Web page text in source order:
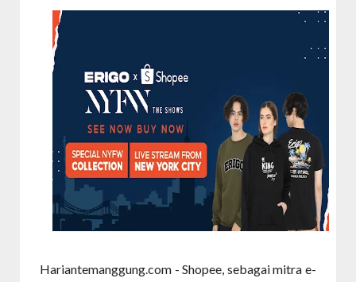
Hariantemanggung.com - Shopee, sebagai mitra e-